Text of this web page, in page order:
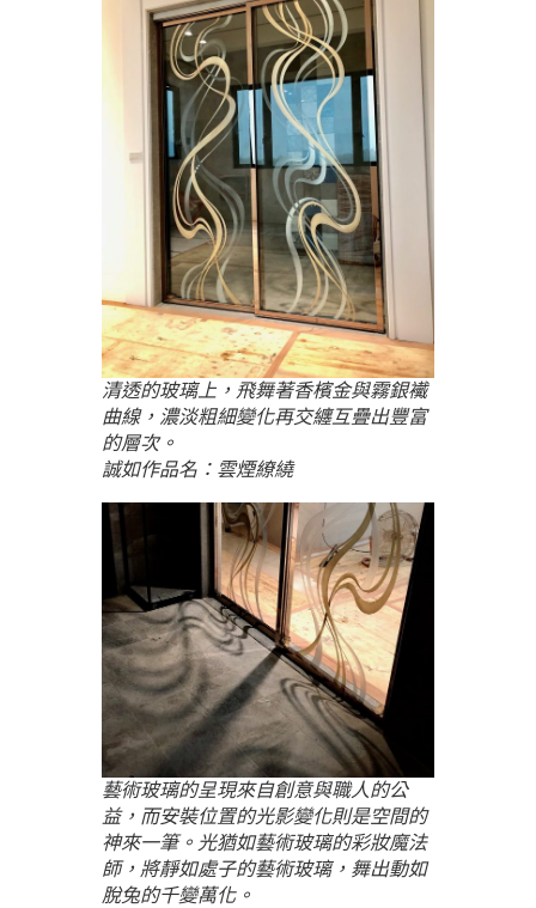
清透的玻璃上，飛舞著香檳金與霧銀襶
曲線，濃淡粗細變化再交纏互疊出豐富
的層次。
誠如作品名：雲煙繚繞
藝術玻璃的呈現來自創意與職人的公
益，而安裝位置的光影變化則是空間的
神來一筆。光猶如藝術玻璃的彩妝魔法
師，將靜如處子的藝術玻璃，舞出動如
脫兔的千變萬化。